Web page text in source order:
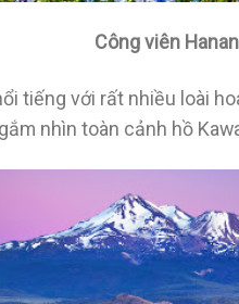
Công viên
tiếng với rất nhiều loài
nhìn toàn cảnh hồ